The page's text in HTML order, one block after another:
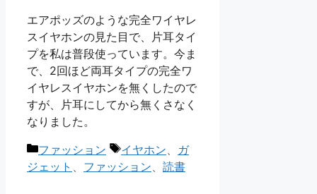
エアポッズのような完全ワイヤレ
スイヤホンの見た目で、片耳タイ
プを私は普段使っています。今ま
で、2回ほど両耳タイプの完全ワ
イヤレスイヤホンを無くしたので
すが、片耳にしてから無くさなく
なりました。
カ
テ
ファッション
タ
グ
イヤホン
ガ
ジェット
ファッション 読書